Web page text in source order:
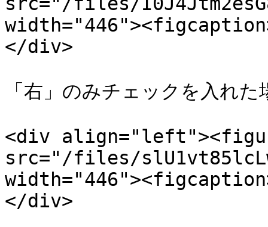
</div>
「右」のみチェックを入れ
<div
src="/files/
</div>